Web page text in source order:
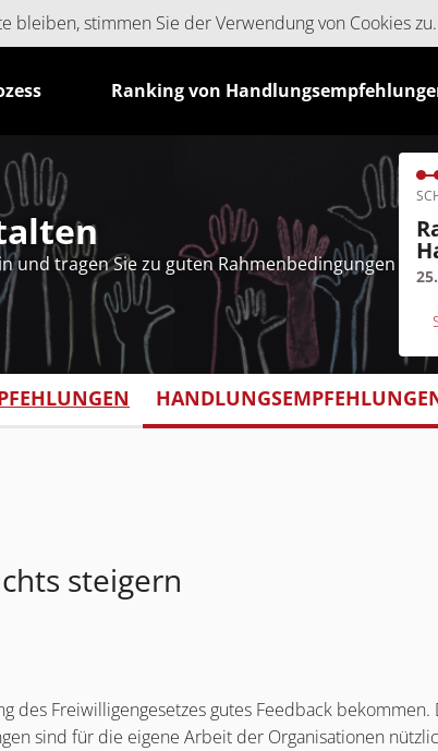
bleiben, stimmen Sie der Verwendung von Cookies
Ranking von
und tragen Sie zu guten Rahmenbedingungen
steigern
des Freiwilligengesetzes gutes Feedback bekommen.
sind für die eigene Arbeit der Organisationen